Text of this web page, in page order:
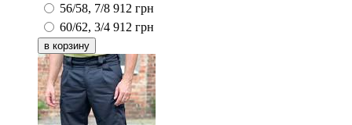
56/58, 7/8 912 грн
60/62, 3/4 912 грн